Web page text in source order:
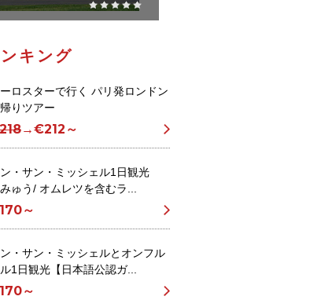
キング
ロスターで行く パリ発ロンドン
りツアー
→€212～
・サン・ミッシェル1日観光
みゅう/ オムレツを含むラ...
～
・サン・ミッシェルとオンフル
1日観光【日本語公認ガ...
～